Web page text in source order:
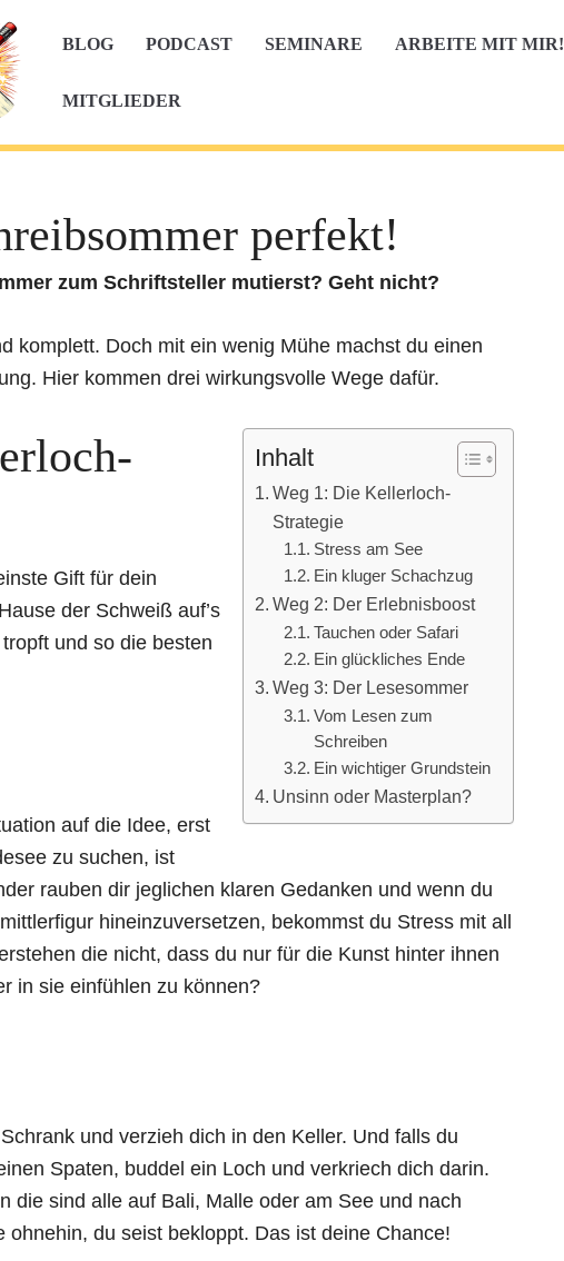
BLOG PODCAST SEMINARE ARBEITE MIT MIR!
MITGLIEDER
perfekt!
zum Schriftsteller mutierst? Geht nicht?
komplett. Doch mit ein wenig Mühe machst du einen
Hier kommen drei wirkungsvolle Wege dafür.
Inhalt
Weg 1: Die Kellerloch-
Strategie
Stress am See
Ein kluger Schachzug
Weg 2: Der Erlebnisboost
Tauchen oder Safari
Ein glückliches Ende
Weg 3: Der Lesesommer
Vom Lesen zum
Schreiben
Ein wichtiger Grundstein
Unsinn oder Masterplan?
Gift für dein
der Schweiß auf’s
und so die besten
auf die Idee, erst
zu suchen, ist
rauben dir jeglichen klaren Gedanken und wenn du
hineinzuversetzen, bekommst du Stress mit all
die nicht, dass du nur für die Kunst hinter ihnen
in sie einfühlen zu können?
und verzieh dich in den Keller. Und falls du
Spaten, buddel ein Loch und verkriech dich darin.
die sind alle auf Bali, Malle oder am See und nach
du seist bekloppt. Das ist deine Chance!